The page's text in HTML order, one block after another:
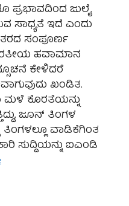
ಪ್ರಭಾವದಿಂದ ಜುಲೈ
ಸಾಧ್ಯತೆ ಇದೆ ಎಂದು
ಸಂಪೂರ್ಣ
ಹವಾಮಾನ
ಕೇಳಿದರೆ
ಖಂಡಿತ.
ಮಳೆ ಕೊರತೆಯನ್ನು
ಜೂನ್ ತಿಂಗಳ
ವಾಡಿಕೆಗಿಂತ
ಸುದ್ದಿಯನ್ನು ಐಎಂಡಿ